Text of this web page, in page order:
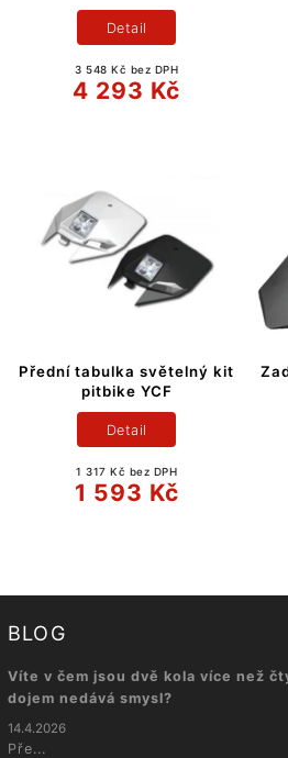
3 548 Kč bez DPH
4 293 Kč
Detail
Přední tabulka světelný kit
pitbike YCF
1 317 Kč bez DPH
1 593 Kč
Detail
BLOG
Víte v čem jsou dvě kola více než
dojem nedává smysl?
14.4.2026
Pře...